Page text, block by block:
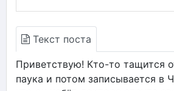
Текст поста
Приветствую! Кто-то тащится
паука и потом записывается в